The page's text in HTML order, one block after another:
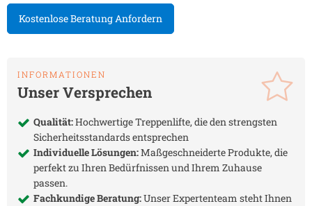
Kostenlose Beratung Anfordern
INFORMATIONEN
Unser Versprechen
Qualität:Hochwertige Treppenlifte, die den strengsten
Sicherheitsstandards entsprechen
Individuelle Lösungen:Maßgeschneiderte Produkte, die
perfekt zu Ihren Bedürfnissen und Ihrem Zuhause
passen.
Fachkundige Beratung:Unser Expertenteam steht Ihnen